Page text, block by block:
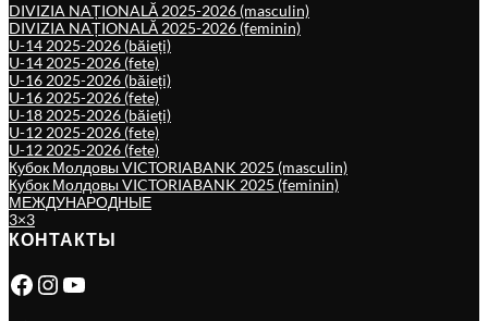
DIVIZIA NAȚIONALĂ 2025-2026 (masculin)
DIVIZIA NAȚIONALĂ 2025-2026 (feminin)
U-14 2025-2026 (băieți)
U-14 2025-2026 (fete)
U-16 2025-2026 (băieți)
U-16 2025-2026 (fete)
U-18 2025-2026 (băieți)
U-12 2025-2026 (fete)
U-12 2025-2026 (fete)
Кубок Молдовы VICTORIABANK 2025 (masculin)
Кубок Молдовы VICTORIABANK 2025 (feminin)
МЕЖДУНАРОДНЫЕ
3×3
КОНТАКТЫ
Facebook Instagram YouTube